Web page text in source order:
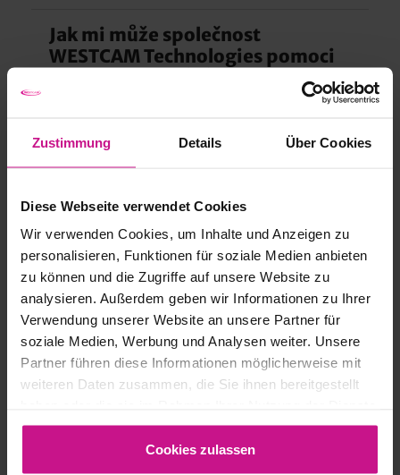
Zustimmung Details Über Cookies
Diese Webseite verwendet Cookies
Wir verwenden Cookies, um Inhalte und Anzeigen zu
personalisieren, Funktionen für soziale Medien anbieten
zu können und die Zugriffe auf unsere Website zu
analysieren. Außerdem geben wir Informationen zu Ihrer
Verwendung unserer Website an unsere Partner für
soziale Medien, Werbung und Analysen weiter. Unsere
Partner führen diese Informationen möglicherweise mit
weiteren Daten zusammen, die Sie ihnen bereitgestellt
gesammelt haben.
Cookies zulassen
složitých úloh. Rádi přijmeme i vaši výzvu.
Společnost WESTCAM Technologies může
poskytnout podporu i zde. Obraťte se na nás a
Jak mi může společnost
WESTCAM Technologies pomoci
technických odborníků s dlouholetými
zkušenostmi s vývojem a programováním
Poradíme vám osobně!
DOTAZ
C++ / C# / PYTHON /
PLC / ROBOTIKA /
ZPRACOVÁNÍ OBRAZU
Jméno
E-mailová adresa*